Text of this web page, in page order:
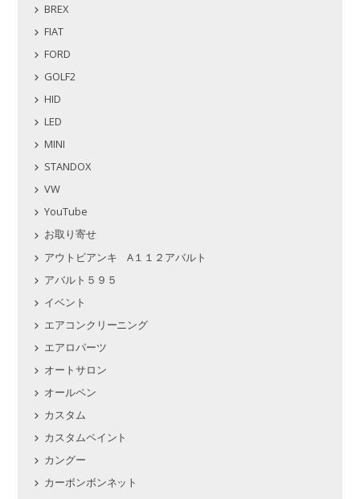
BREX
FIAT
FORD
GOLF2
HID
LED
MINI
STANDOX
VW
YouTube
お取り寄せ
アウトビアンキ A１１２アバルト
アバルト５９５
イベント
エアコンクリーニング
エアロパーツ
オートサロン
オールペン
カスタム
カスタムペイント
カングー
カーボンボンネット